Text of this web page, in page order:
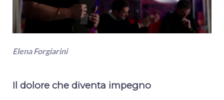
Elena Forgiarini
Il dolore che diventa impegno